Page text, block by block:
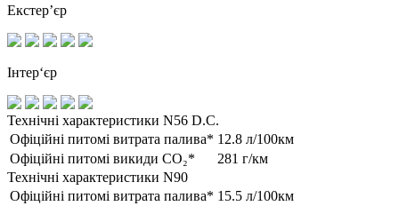
Екстер’єр
Інтер‘єр
Технічні характеристики N56 D.C.
Офіційні питомі витрата палива* 12.8 л/100км
Офіційні питомі викиди CO₂*
281 г/км
Технічні характеристики N90
Офіційні питомі витрата палива* 15.5 л/100км